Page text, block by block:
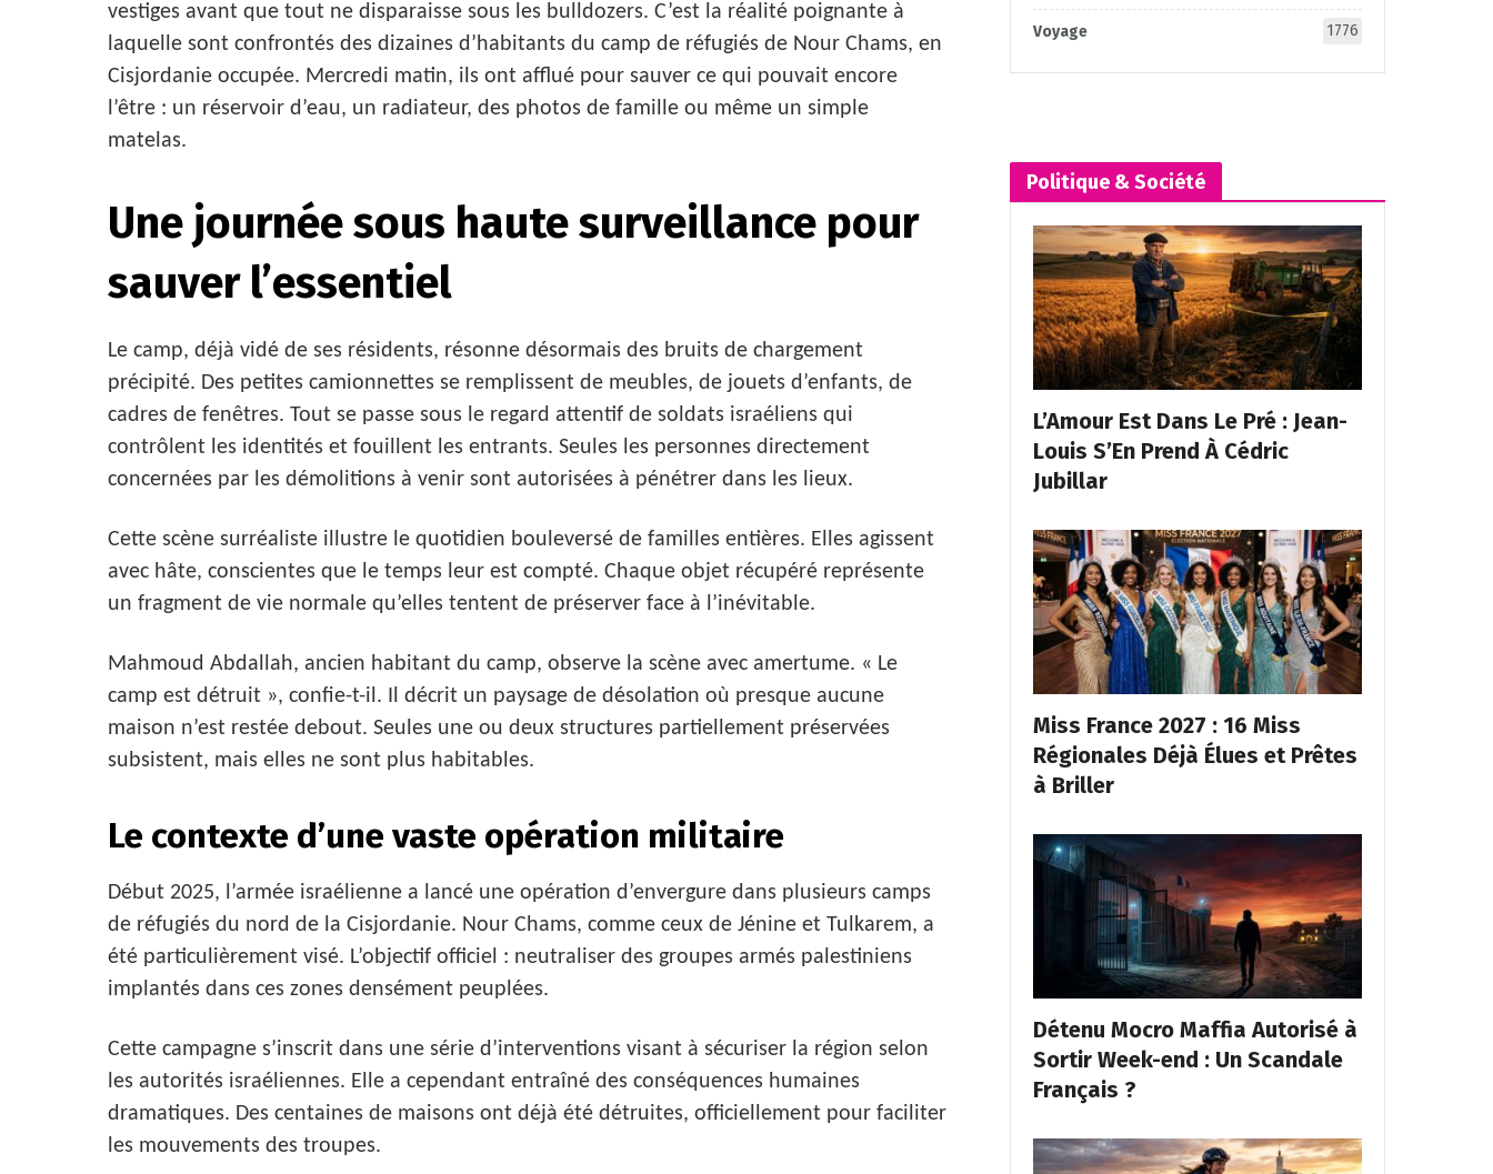
vestiges avant que tout ne disparaisse sous les bulldozers. C’est la réalité poignante à
laquelle sont confrontés des dizaines d’habitants du camp de réfugiés de Nour Chams, en
Cisjordanie occupée. Mercredi matin, ils ont afflué pour sauver ce qui pouvait encore
l’être : un réservoir d’eau, un radiateur, des photos de famille ou même un simple
matelas.
Une journée sous haute surveillance pour
sauver l’essentiel
Le camp, déjà vidé de ses résidents, résonne désormais des bruits de chargement
précipité. Des petites camionnettes se remplissent de meubles, de jouets d’enfants, de
cadres de fenêtres. Tout se passe sous le regard attentif de soldats israéliens qui
contrôlent les identités et fouillent les entrants. Seules les personnes directement
concernées par les démolitions à venir sont autorisées à pénétrer dans les lieux.
Cette scène surréaliste illustre le quotidien bouleversé de familles entières. Elles agissent
avec hâte, conscientes que le temps leur est compté. Chaque objet récupéré représente
un fragment de vie normale qu’elles tentent de préserver face à l’inévitable.
Mahmoud Abdallah, ancien habitant du camp, observe la scène avec amertume. « Le
camp est détruit », confie-t-il. Il décrit un paysage de désolation où presque aucune
maison n’est restée debout. Seules une ou deux structures partiellement préservées
subsistent, mais elles ne sont plus habitables.
Le contexte d’une vaste opération militaire
Début 2025, l’armée israélienne a lancé une opération d’envergure dans plusieurs camps
de réfugiés du nord de la Cisjordanie. Nour Chams, comme ceux de Jénine et Tulkarem, a
été particulièrement visé. L’objectif officiel : neutraliser des groupes armés palestiniens
implantés dans ces zones densément peuplées.
Cette campagne s’inscrit dans une série d’interventions visant à sécuriser la région selon
les autorités israéliennes. Elle a cependant entraîné des conséquences humaines
dramatiques. Des centaines de maisons ont déjà été détruites, officiellement pour faciliter
les mouvements des troupes.
Voyage 1776
Politique & Société
L’Amour Est Dans Le Pré : Jean-
Louis S’En Prend À Cédric
Jubillar
Miss France 2027 : 16 Miss
Régionales Déjà Élues et Prêtes
à Briller
Détenu Mocro Maffia Autorisé à
Sortir Week-end : Un Scandale
Français ?